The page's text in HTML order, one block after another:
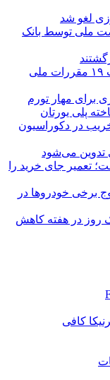
لغو شد
واحد نهضت ملی توسط بانک
تمدید اجرای همزمان دو ویرایش مبحث ۱۹ مقررات ملی
برای مهار تورم
پلی یورتان
در دکوراسیون
تدوین می‌شود
تعمیر جای خرید را
برخی خودروها در
روز در هفته کاهش
کافی